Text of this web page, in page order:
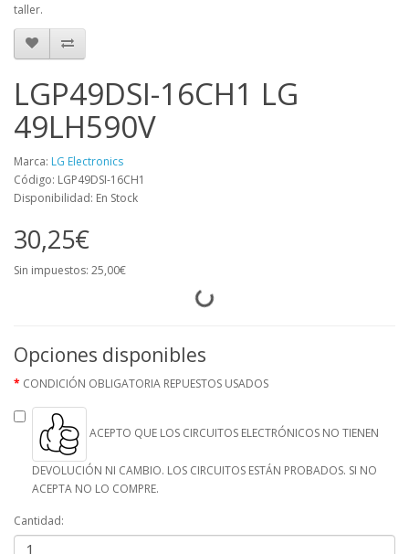
taller.
LGP49DSI-16CH1 LG
49LH590V
Marca: LG Electronics
Código: LGP49DSI-16CH1
Disponibilidad: En Stock
30,25€
Sin impuestos: 25,00€
Opciones disponibles
CONDICIÓN OBLIGATORIA REPUESTOS USADOS
ACEPTO QUE LOS CIRCUITOS ELECTRÓNICOS NO TIENEN
DEVOLUCIÓN NI CAMBIO. LOS CIRCUITOS ESTÁN PROBADOS. SI NO
ACEPTA NO LO COMPRE.
Cantidad: